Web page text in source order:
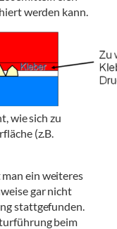
werden kann.
wie sich zu
(z.B.
ein weiteres
gar nicht
stattgefunden.
beim